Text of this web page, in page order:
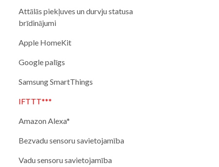
Attālās piekļuves un durvju statusa
brīdinājumi
Apple HomeKit
Google palīgs
Samsung SmartThings
IFTTT***
Amazon Alexa*
Bezvadu sensoru savietojamība
Vadu sensoru savietojamība